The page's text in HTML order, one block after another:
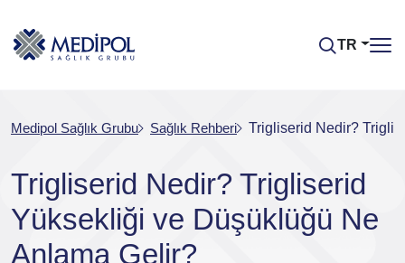
TR
Medipol Sağlık Grubu Sağlık Rehberi Trigliserid Nedir?
Trigliserid Nedir? Trigliserid
Yüksekliği ve Düşüklüğü Ne
Anlama Gelir?